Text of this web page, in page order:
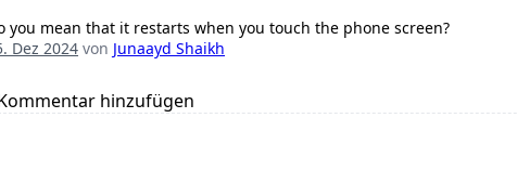
you mean that it restarts when you touch the phone screen?
Dez 2024 von Junaayd Shaikh
hinzufügen